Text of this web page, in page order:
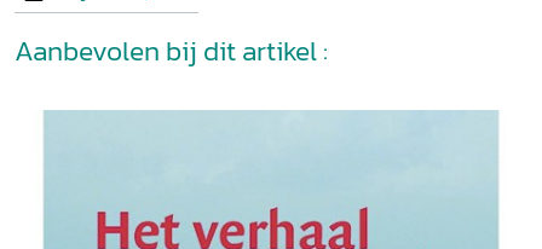
Aanbevolen bij dit artikel :